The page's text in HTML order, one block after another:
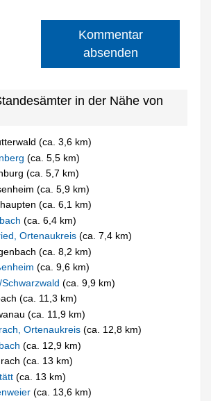
Kommentar
absenden
in der Nähe von
(ca. 3,6 km)
(ca. 5,5 km)
(ca. 5,7 km)
(ca. 5,9 km)
(ca. 6,1 km)
(ca. 6,4 km)
Ortenaukreis(ca. 7,4 km)
(ca. 8,2 km)
(ca. 9,6 km)
Schwarzwald(ca. 9,9 km)
(ca. 11,3 km)
(ca. 11,9 km)
Ortenaukreis(ca. 12,8 km)
(ca. 12,9 km)
(ca. 13 km)
(ca. 13 km)
(ca. 13,6 km)